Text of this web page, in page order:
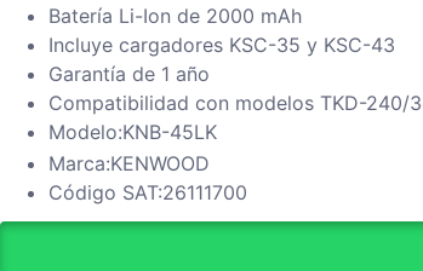
Batería Li-Ion de 2000 mAh
Incluye cargadores KSC-35 y KSC-43
Garantía de 1 año
Compatibilidad con modelos TKD-240/
Modelo:KNB-45LK
Marca:KENWOOD
Código SAT:26111700